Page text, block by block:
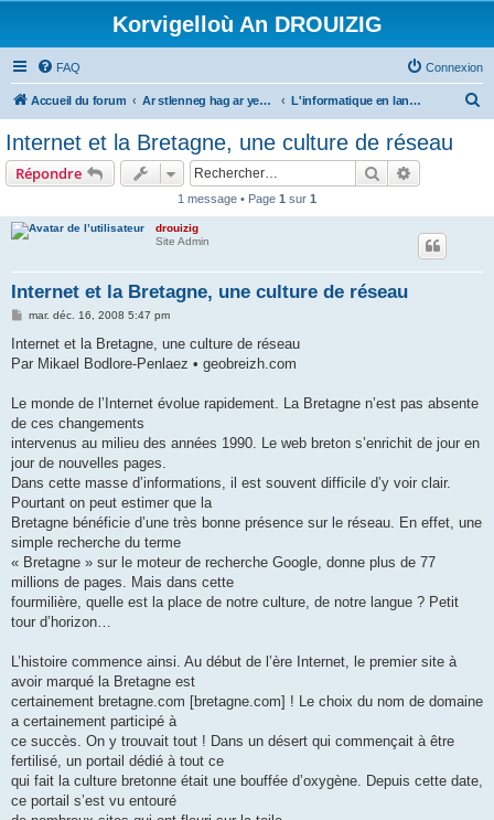
Korvigelloù An DROUIZIG
FAQ Connexion
Accueil du forum Ar stlenneg hag ar yezhoù bihan er bed a-bezh L'informatique en langues régionales et minoritaires
Internet et la Bretagne, une culture de réseau
Répondre Rechercher
1 message • Page 1 sur 1
drouizig
Site Admin
Internet et la Bretagne, une culture de réseau
M
s
a
mar. déc. 16, 2008 5:47 pm
Internet et la Bretagne, une culture de réseau
Par Mikael Bodlore-Penlaez • geobreizh.com
Le monde de l’Internet évolue rapidement. La Bretagne n’est pas absente
de ces changements
intervenus au milieu des années 1990. Le web breton s’enrichit de jour en
jour de nouvelles pages.
Dans cette masse d’informations, il est souvent difficile d’y voir clair.
Pourtant on peut estimer que la
Bretagne bénéficie d’une très bonne présence sur le réseau. En effet, une
simple recherche du terme
« Bretagne » sur le moteur de recherche Google, donne plus de 77
millions de pages. Mais dans cette
fourmilière, quelle est la place de notre culture, de notre langue ? Petit
tour d’horizon…
L’histoire commence ainsi. Au début de l’ère Internet, le premier site à
avoir marqué la Bretagne est
certainement bretagne.com [bretagne.com] ! Le choix du nom de domaine
a certainement participé à
ce succès. On y trouvait tout ! Dans un désert qui commençait à être
fertilisé, un portail dédié à tout ce
qui fait la culture bretonne était une bouffée d’oxygène. Depuis cette date,
ce portail s’est vu entouré